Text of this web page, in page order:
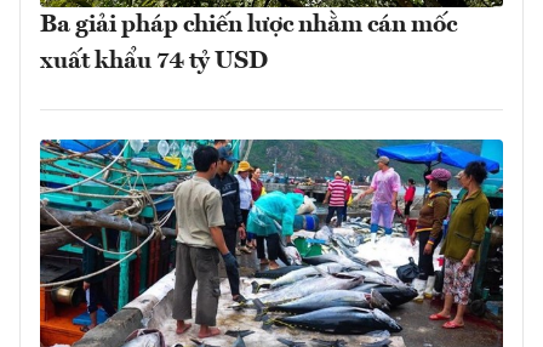
Ba giải pháp chiến lược nhằm cán mốc
xuất khẩu 74 tỷ USD